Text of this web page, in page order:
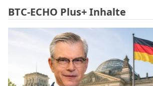
BTC-ECHO Plus+ Inhalte